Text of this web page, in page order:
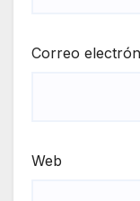
Correo
Web